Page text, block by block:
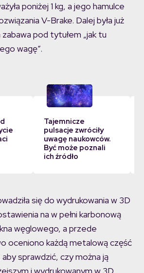
poniżej 1 kg, a jego hamulce
V-Brake. Dalej była już
pod tytułem „jak tu
wagę”.
Tajemnicze
pulsacje zwróciły
uwagę naukowców.
Być może poznali
ich źródło
się do wydrukowania w 3D
na w pełni karbonową
węglowego, a przede
oceniono każdą metalową część
sprawdzić, czy można ją